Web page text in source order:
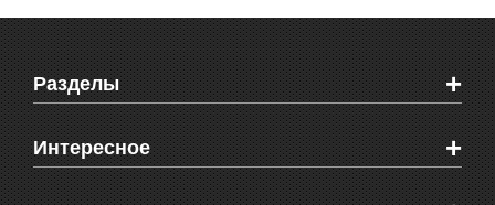
Разделы +
Новости Феодосии
Новости Крыма
Мировые новости
Интересное +
Видео о Феодосии